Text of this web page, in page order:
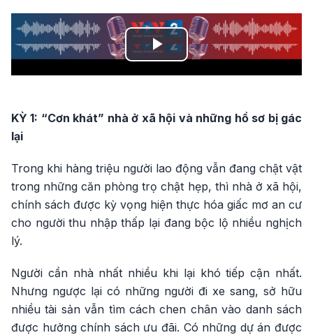
Play
KỲ 1: “Cơn khát” nhà ở xã hội và những hồ sơ bị gác
lại
Trong khi hàng triệu người lao động vẫn đang chật vật
trong những căn phòng trọ chật hẹp, thì nhà ở xã hội,
chính sách được kỳ vọng hiện thực hóa giấc mơ an cư
cho người thu nhập thấp lại đang bộc lộ nhiều nghịch
lý.
Người cần nhà nhất nhiều khi lại khó tiếp cận nhất.
Nhưng ngược lại có những người đi xe sang, sở hữu
nhiều tài sản vẫn tìm cách chen chân vào danh sách
được hưởng chính sách ưu đãi. Có những dự án được